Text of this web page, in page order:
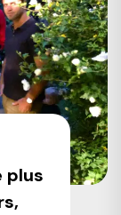
plus